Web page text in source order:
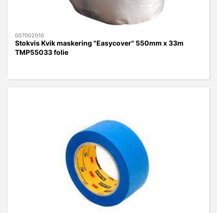
007002010
Stokvis Kvik maskering "Easycover" 550mm x 33m
TMP55033 folie